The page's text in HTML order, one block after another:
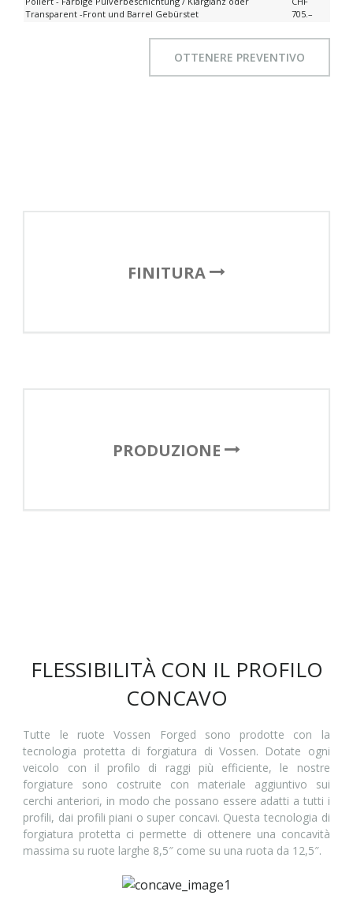
Transparent -Front und Barrel Gebürstet
705.–
OTTENERE PREVENTIVO
FINITURA
PRODUZIONE
FLESSIBILITÀ CON IL PROFILO
CONCAVO
Tutte le ruote Vossen Forged sono prodotte con la
tecnologia protetta di forgiatura di Vossen. Dotate ogni
veicolo con il profilo di raggi più efficiente, le nostre
forgiature sono costruite con materiale aggiuntivo sui
cerchi anteriori, in modo che possano essere adatti a tutti i
profili, dai profili piani o super concavi. Questa tecnologia di
forgiatura protetta ci permette di ottenere una concavità
massima su ruote larghe 8,5″ come su una ruota da 12,5″.